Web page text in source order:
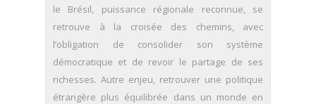
le Brésil, puissance régionale reconnue, se
retrouve à la croisée des chemins, avec
l’obligation de consolider son système
démocratique et de revoir le partage de ses
richesses. Autre enjeu, retrouver une politique
étrangère plus équilibrée dans un monde en